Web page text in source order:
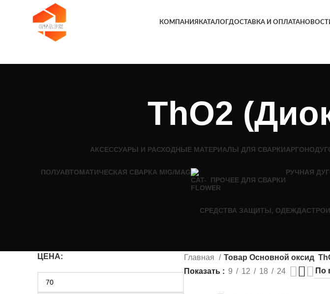
КОМПАНИЯ КАТАЛОГДОСТАВКА И ОПЛАТА
ThO2
АКСЕССУАРЫ И РАСХОДНЫЕ МАТЕРИАЛЫ ДЛЯ СВАРКИ
ПОЛУАВТОМАТИЧЕСКАЯ СВАРКА MIG/MAG
ПРОЧЕЕ ДЛЯ СВАРКИ
РУЧНАЯ
СРЕДСТВА ЗАЩИТЫ, ОДЕЖДА
ЦЕНА: Главная Товар Основной оксид
Показать
9 12 18 24